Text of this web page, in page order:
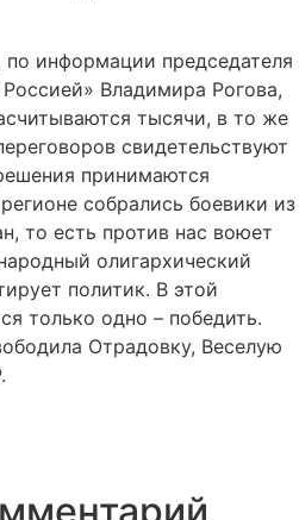
информации председателя
Владимира Рогова,
тысячи, в то же
свидетельствуют
принимаются
собрались боевики из
то есть против нас воюет
олигархический
политик. В этой
только одно – победить.
Отрадовку, Веселую